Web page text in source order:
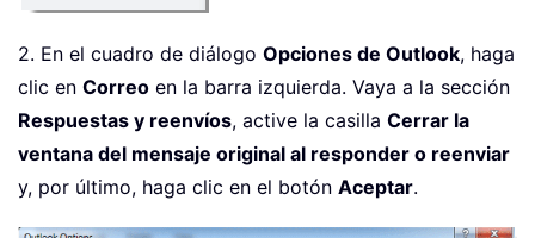
2. En el cuadro de diálogo Opciones de Outlook, haga
clic en Correo en la barra izquierda. Vaya a la sección
Respuestas y reenvíos, active la casilla Cerrar la
ventana del mensaje original al responder o reenviar
y, por último, haga clic en el botón Aceptar.